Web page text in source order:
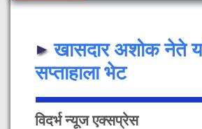
खासदार अशोक नेते
सप्ताहाला भेट
विदर्भ न्यूज एक्सप्रेस